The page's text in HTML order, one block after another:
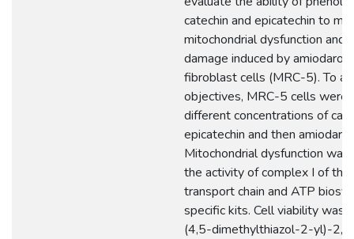
catechin and epicatechin to
mitochondrial dysfunction and
damage induced by
fibroblast cells (MRC-5). To
objectives, MRC-5 cells were
different concentrations of
epicatechin and then
Mitochondrial dysfunction
the activity of complex I of the
transport chain and ATP
specific kits. Cell viability was
(4,5-dimethylthiazol-2-yl)-